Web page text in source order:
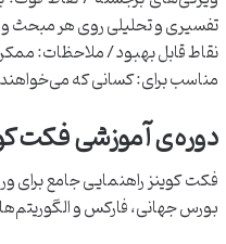
تفسیری و تحلیلی روی هر مبحث
نقاط قابل بهبود / ملاحظات:
مناسب برای: کسانی که می‌خواهند
دوره‌ی آموزشی فکت
فکت کوینز راهنمایی جامع برای
بورس جهانی، فارکس و